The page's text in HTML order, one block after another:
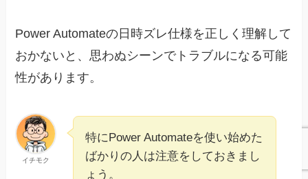
Power Automateの日時ズレ仕様を正しく理解して
おかないと、思わぬシーンでトラブルになる可能
性があります。
イチモク
特にPower Automateを使い始めた
ばかりの人は注意をしておきまし
ょう。